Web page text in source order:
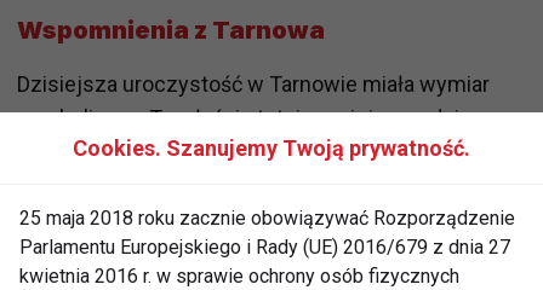
Wspomnienia z Tarnowa
Dzisiejsza uroczystość w Tarnowie miała wymiar
symboliczny. To właśnie tutaj, w miejscu, gdzie
wszystko się zaczęło, świętowano sukces, który
miejsce narodzin marki, stał się niejako motorem
napędowym dla całej sieci.
Cookies. Szanujemy Twoją prywatność.
25 maja 2018 roku zacznie obowiązywać Rozporządzenie
Parlamentu Europejskiego i Rady (UE) 2016/679 z dnia 27
kwietnia 2016 r. w sprawie ochrony osób fizycznych